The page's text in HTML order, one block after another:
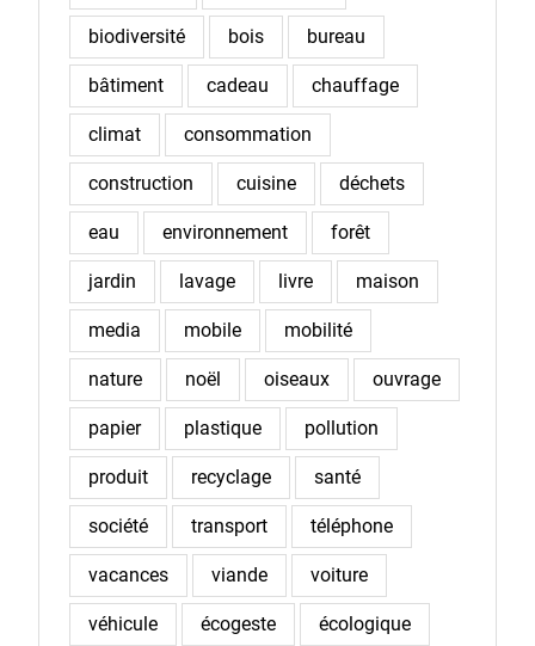
biodiversité bois bureau
bâtiment cadeau chauffage
climat consommation
construction cuisine déchets
eau environnement forêt
jardin lavage livre maison
media mobile mobilité
nature noël oiseaux ouvrage
papier plastique pollution
produit recyclage santé
société transport téléphone
vacances viande voiture
véhicule écogeste écologique